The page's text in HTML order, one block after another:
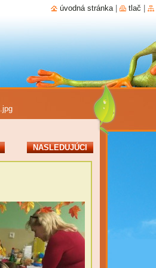
NASLEDUJÚCI
úvodná stránka tlač